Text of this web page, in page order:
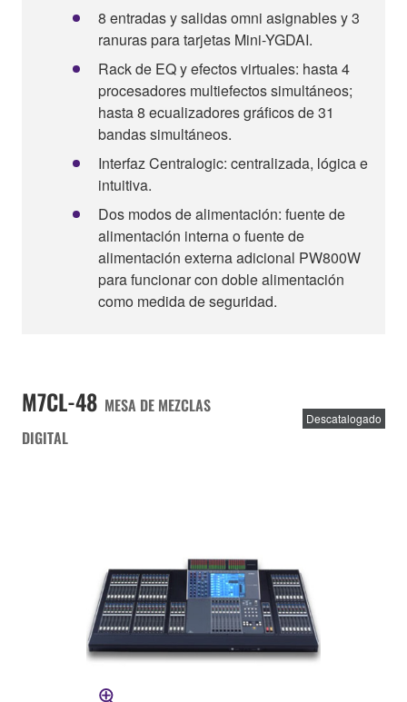
8 entradas y salidas omni asignables y 3
ranuras para tarjetas Mini-YGDAI.
Rack de EQ y efectos virtuales: hasta 4
procesadores multiefectos simultáneos;
hasta 8 ecualizadores gráficos de 31
bandas simultáneos.
Interfaz Centralogic: centralizada, lógica e
intuitiva.
Dos modos de alimentación: fuente de
alimentación interna o fuente de
alimentación externa adicional PW800W
para funcionar con doble alimentación
como medida de seguridad.
M7CL-48 MESA DE MEZCLAS
DIGITAL
Descatalogado